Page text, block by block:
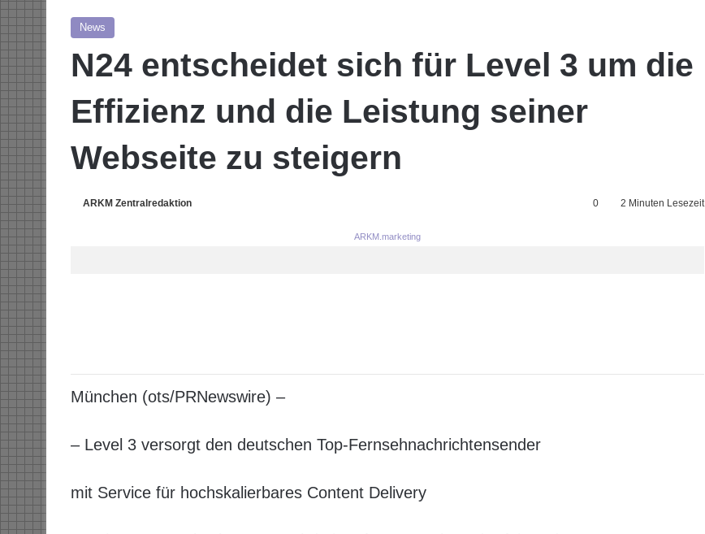
News
N24 entscheidet sich für Level 3 um die
Effizienz und die Leistung seiner
Webseite zu steigern
ARKM Zentralredaktion 0 2 Minuten Lesezeit
ARKM.marketing
München (ots/PRNewswire) –
– Level 3 versorgt den deutschen Top-Fernsehnachrichtensender
mit Service für hochskalierbares Content Delivery